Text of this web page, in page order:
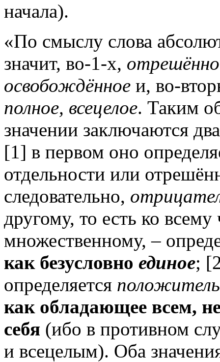
начала).
«По смыслу слова
значит, во‑1‑х,
освобождённое и, во-
полное, всецелое. Таким
значении заключаются
[1] в первом оно
отдельности или
следовательно,
другому, то есть ко
множественному, –
как безусловно единое;
определяется
как обладающее всем,
себя (ибо в противном
и всецелым). Оба